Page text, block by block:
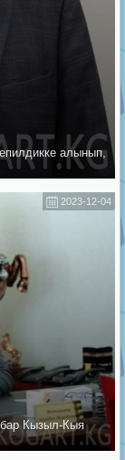
алынып,
2023-12-04
Кызыл-Кыя